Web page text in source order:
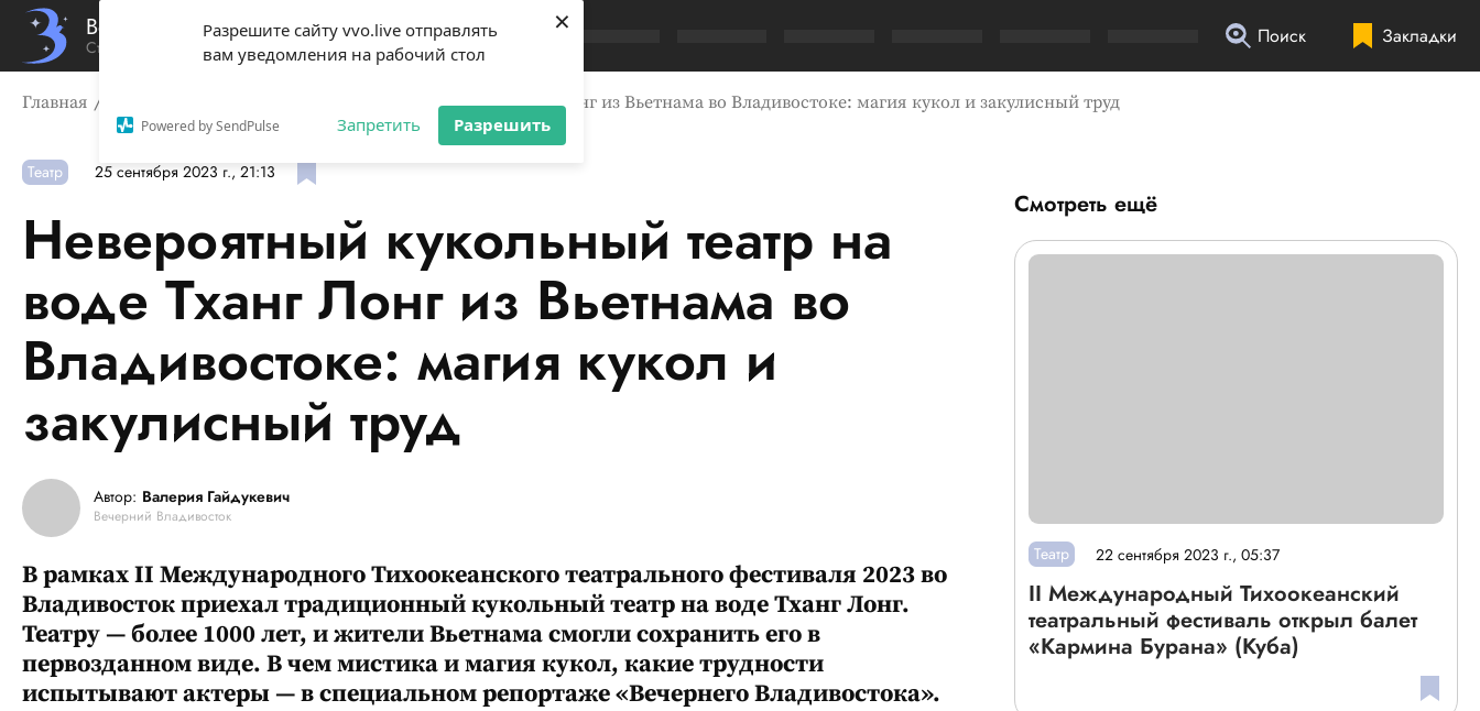
Разрешите сайту vvo.live отправлять
вам уведомления на рабочий стол
Powered by SendPulse Запретить Разрешить
×
Вечерний Владивосток
Стиль жизни твоего города Закладки
Поиск
Главная Невероятный кукольный театр на воде Тханг Лонг из Вьетнама во Владивостоке: магия кукол и закулисный труд
Театр 25 сентября 2023 г., 21:13
Невероятный кукольный театр на
воде Тханг Лонг из Вьетнама во
Владивостоке: магия кукол и
закулисный труд
Автор: Валерия Гайдукевич
Вечерний Владивосток
​​​​​​​В рамках II Международного Тихоокеанского театрального фестиваля 2023 во
Владивосток приехал традиционный кукольный театр на воде Тханг Лонг.
Театру — более 1000 лет, и жители Вьетнама смогли сохранить его в
первозданном виде. В чем мистика и магия кукол, какие трудности
испытывают актеры — в специальном репортаже «Вечернего Владивостока».
Смотреть ещё
Театр 22 сентября 2023 г., 05:37
II Международный Тихоокеанский
театральный фестиваль открыл балет
«Кармина Бурана» (Куба)